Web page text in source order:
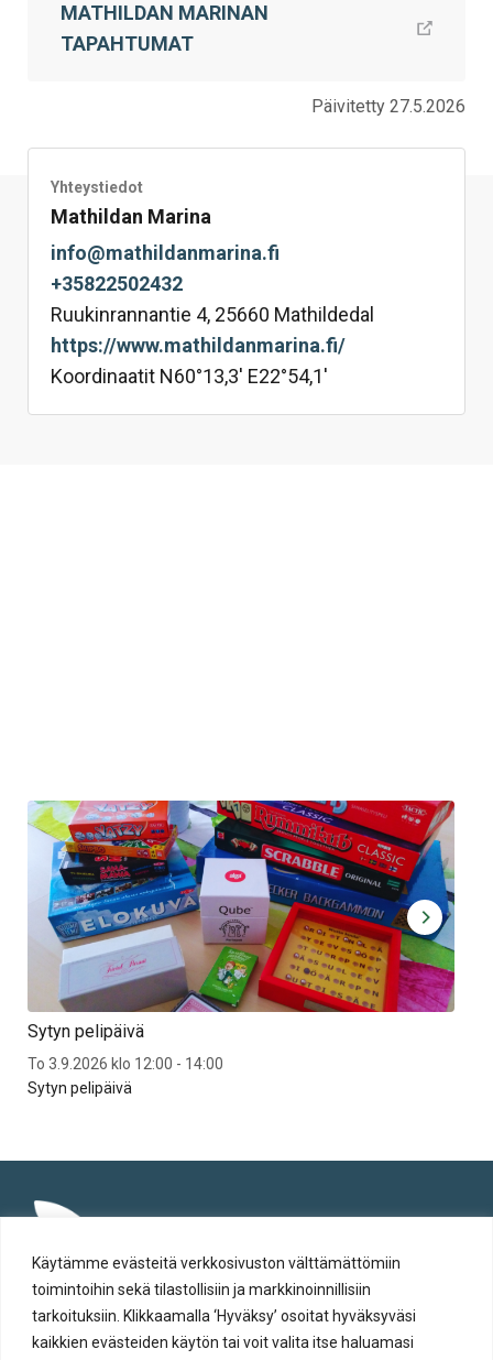
Käytämme evästeitä verkkosivuston välttämättömiin
toimintoihin sekä tilastollisiin ja markkinoinnillisiin
tarkoituksiin. Klikkaamalla ‘Hyväksy’ osoitat hyväksyväsi
kaikkien evästeiden käytön tai voit valita itse haluamasi
MATHILDAN MARINAN
TAPAHTUMAT
Päivitetty 27.5.2026
Yhteystiedot
Mathildan Marina
info@mathildanmarina.fi
+35822502432
Ruukinrannantie 4, 25660 Mathildedal
https://www.mathildanmarina.fi/
Koordinaatit N60°13,3' E22°54,1'
Sytyn pelipäivä
To 3.9.2026 klo 12:00 - 14:00
Sytyn pelipäivä